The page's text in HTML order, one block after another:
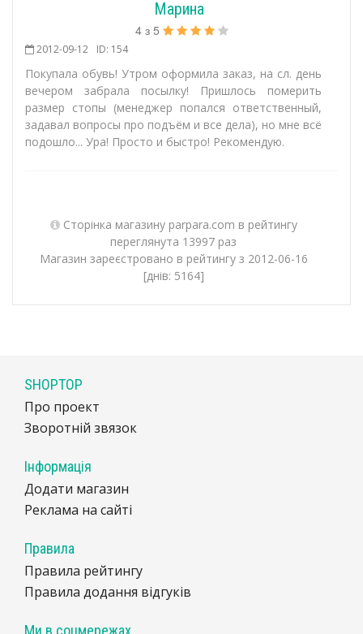
Марина
4з 5
2012-09-12 ID: 154
Покупала обувь! Утром оформила заказ, на сл. день
вечером забрала посылку! Пришлось померить
размер стопы (менеджер попался ответственный,
задавал вопросы про подъём и все дела), но мне всё
подошло... Ура! Просто и быстро! Рекомендую.
Сторінка магазину parpara.com в рейтингу
переглянута 13997 раз
Магазин зареєстровано в рейтингу з 2012-06-16
[днів: 5164]
SHOPTOP
Про проект
Зворотній звязок
Інформація
Додати магазин
Реклама на сайті
Правила
Правила рейтингу
Правила додання відгуків
Ми в соцмережах